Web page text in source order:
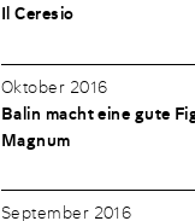
Il Ceresio
Oktober 2016
Balin macht eine gute
Magnum
September 2016